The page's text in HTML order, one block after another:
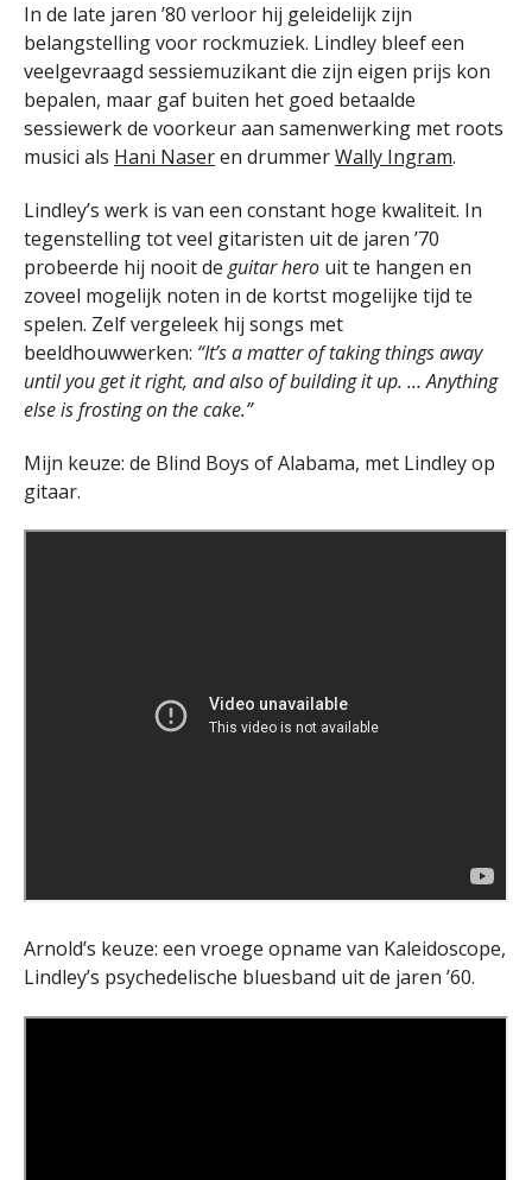
In de late jaren ’80 verloor hij geleidelijk zijn
belangstelling voor rockmuziek. Lindley bleef een
veelgevraagd sessiemuzikant die zijn eigen prijs kon
bepalen, maar gaf buiten het goed betaalde
sessiewerk de voorkeur aan samenwerking met roots
musici als Hani Naseren drummerWally Ingram.
Lindley’s werk is van een constant hoge kwaliteit. In
tegenstelling tot veel gitaristen uit de jaren ’70
probeerde hij nooit de guitar hero uit te hangen en
zoveel mogelijk noten in de kortst mogelijke tijd te
spelen. Zelf vergeleek hij songs met
beeldhouwwerken: “It’s a matter of taking things away
until you get it right, and also of building it up. … Anything
else is frosting on the cake.”
Mijn keuze: de Blind Boys of Alabama, met Lindley op
gitaar.
Arnold’s keuze: een vroege opname van Kaleidoscope,
Lindley’s psychedelische bluesband uit de jaren ’60.